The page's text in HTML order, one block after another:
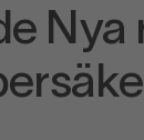
Nya